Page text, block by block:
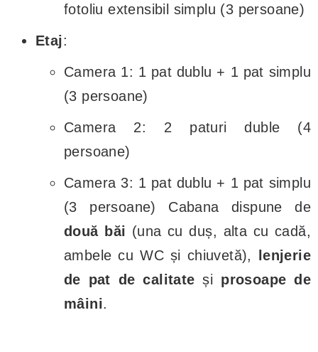
fotoliu extensibil simplu (3 persoane)
Etaj:
Camera 1: 1 pat dublu + 1 pat simplu
(3 persoane)
Camera 2: 2 paturi duble (4
persoane)
Camera 3: 1 pat dublu + 1 pat simplu
(3 persoane) Cabana dispune de
două băi (una cu duș, alta cu cadă,
ambele cu WC și chiuvetă), lenjerie
de pat de calitate și prosoape de
mâini.